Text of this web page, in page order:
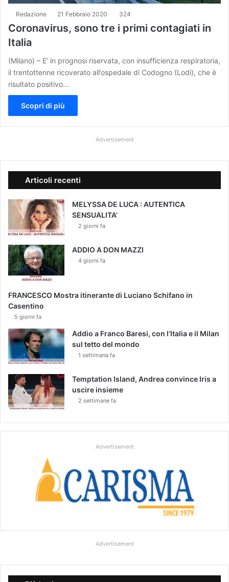
Redazione 21 Febbraio 2020 324
Coronavirus, sono tre i primi contagiati in
Italia
(Milano) – E’ in prognosi riservata, con insufficienza respiratoria,
il trentottenne ricoverato all’ospedale di Codogno (Lodi), che è
risultato positivo…
Scopri di più
Advertisement
Articoli recenti
MELYSSA DE LUCA : AUTENTICA
SENSUALITA’
2 giorni fa
ADDIO A DON MAZZI
4 giorni fa
FRANCESCO Mostra itinerante di Luciano Schifano in
Casentino
5 giorni fa
Addio a Franco Baresi, con l’Italia e il Milan
sul tetto del mondo
1 settimana fa
Temptation Island, Andrea convince Iris a
uscire insieme
2 settimane fa
Advertisement
Advertisement